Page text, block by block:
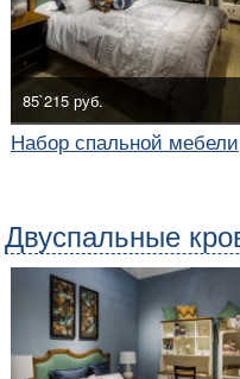
85`215 руб.
Набор спальной мебели
Двуспальные